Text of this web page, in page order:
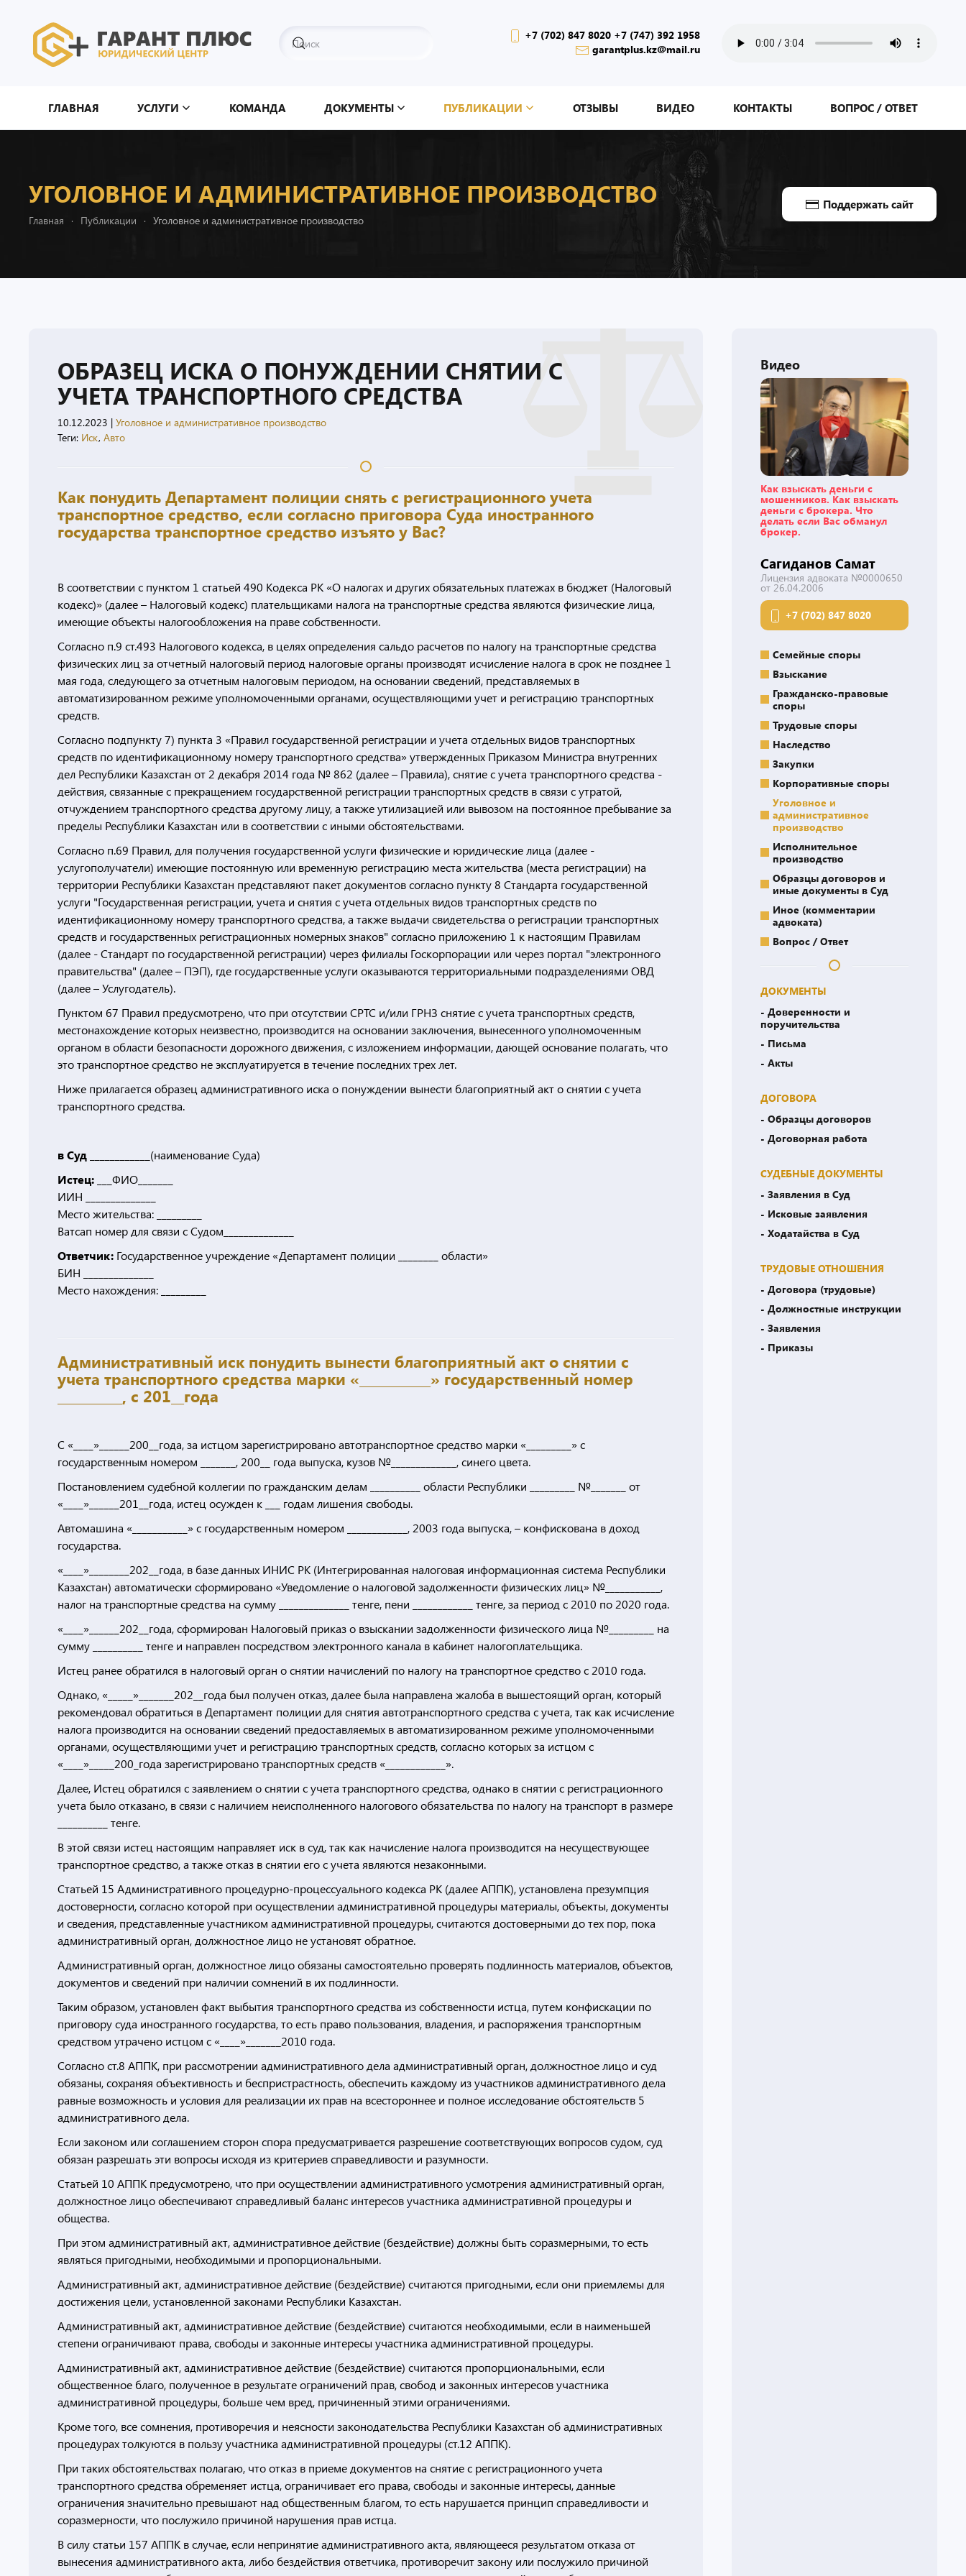
Перейти к содержимому
+7 (702) 847 8020 +7 (747) 392 1958
garantplus.kz@mail.ru
ГЛАВНАЯ УСЛУГИ КОМАНДА ДОКУМЕНТЫ ПУБЛИКАЦИИ ОТЗЫВЫ ВИДЕО КОНТАКТЫ ВОПРОС / ОТВЕТ
УГОЛОВНОЕ И АДМИНИСТРАТИВНОЕ ПРОИЗВОДСТВО
Главная Публикации Уголовное и административное производство
Поддержать сайт
ОБРАЗЕЦ ИСКА О ПОНУЖДЕНИИ СНЯТИИ С
УЧЕТА ТРАНСПОРТНОГО СРЕДСТВА
10.12.2023 | Уголовное и административное производство
Теги: Иск, Авто
Как понудить Департамент полиции снять с регистрационного учета
транспортное средство, если согласно приговора Суда иностранного
государства транспортное средство изъято у Вас?
В соответствии с пунктом 1 статьей 490 Кодекса РК «О налогах и других обязательных платежах в бюджет (Налоговый
кодекс)» (далее – Налоговый кодекс) плательщиками налога на транспортные средства являются физические лица,
имеющие объекты налогообложения на праве собственности.
Согласно п.9 ст.493 Налогового кодекса, в целях определения сальдо расчетов по налогу на транспортные средства
физических лиц за отчетный налоговый период налоговые органы производят исчисление налога в срок не позднее 1
мая года, следующего за отчетным налоговым периодом, на основании сведений, представляемых в
автоматизированном режиме уполномоченными органами, осуществляющими учет и регистрацию транспортных
средств.
Согласно подпункту 7) пункта 3 «Правил государственной регистрации и учета отдельных видов транспортных
средств по идентификационному номеру транспортного средства» утвержденных Приказом Министра внутренних
дел Республики Казахстан от 2 декабря 2014 года № 862 (далее – Правила), снятие с учета транспортного средства -
действия, связанные с прекращением государственной регистрации транспортных средств в связи с утратой,
отчуждением транспортного средства другому лицу, а также утилизацией или вывозом на постоянное пребывание за
пределы Республики Казахстан или в соответствии с иными обстоятельствами.
Согласно п.69 Правил, для получения государственной услуги физические и юридические лица (далее -
услугополучатели) имеющие постоянную или временную регистрацию места жительства (места регистрации) на
территории Республики Казахстан представляют пакет документов согласно пункту 8 Стандарта государственной
услуги "Государственная регистрации, учета и снятия с учета отдельных видов транспортных средств по
идентификационному номеру транспортного средства, а также выдачи свидетельства о регистрации транспортных
средств и государственных регистрационных номерных знаков" согласно приложению 1 к настоящим Правилам
(далее - Стандарт по государственной регистрации) через филиалы Госкорпорации или через портал "электронного
правительства" (далее – ПЭП), где государственные услуги оказываются территориальными подразделениями ОВД
(далее – Услугодатель).
Пунктом 67 Правил предусмотрено, что при отсутствии СРТС и/или ГРНЗ снятие с учета транспортных средств,
местонахождение которых неизвестно, производится на основании заключения, вынесенного уполномоченным
органом в области безопасности дорожного движения, с изложением информации, дающей основание полагать, что
это транспортное средство не эксплуатируется в течение последних трех лет.
Ниже прилагается образец административного иска о понуждении вынести благоприятный акт о снятии с учета
транспортного средства.
в Суд ____________ (наименование Суда)
Истец: ___ФИО_______
ИИН ______________
Место жительства: _________
Ватсап номер для связи с Судом______________
Ответчик: Государственное учреждение «Департамент полиции ________ области»
БИН ______________
Место нахождения: _________
Административный иск понудить вынести благоприятный акт о снятии с
учета транспортного средства марки «___________» государственный номер
__________, с 201__года
С «____»______200__года, за истцом зарегистрировано автотранспортное средство марки «_________» с
государственным номером _______, 200__ года выпуска, кузов №_____________, синего цвета.
Постановлением судебной коллегии по гражданским делам __________ области Республики _________ №_______ от
«____»______201__года, истец осужден к ___ годам лишения свободы.
Автомашина «___________» с государственным номером ____________, 2003 года выпуска, – конфискована в доход
государства.
«____»________202__года, в базе данных ИНИС РК (Интегрированная налоговая информационная система Республики
Казахстан) автоматически сформировано «Уведомление о налоговой задолженности физических лиц» №___________,
налог на транспортные средства на сумму ______________ тенге, пени ____________ тенге, за период с 2010 по 2020 года.
«____»______202__года, сформирован Налоговый приказ о взыскании задолженности физического лица №_________ на
сумму __________ тенге и направлен посредством электронного канала в кабинет налогоплательщика.
Истец ранее обратился в налоговый орган о снятии начислений по налогу на транспортное средство с 2010 года.
Однако, «_____»_______202__года был получен отказ, далее была направлена жалоба в вышестоящий орган, который
рекомендовал обратиться в Департамент полиции для снятия автотранспортного средства с учета, так как исчисление
налога производится на основании сведений предоставляемых в автоматизированном режиме уполномоченными
органами, осуществляющими учет и регистрацию транспортных средств, согласно которых за истцом с
«____»_____200_года зарегистрировано транспортных средств «____________».
Далее, Истец обратился с заявлением о снятии с учета транспортного средства, однако в снятии с регистрационного
учета было отказано, в связи с наличием неисполненного налогового обязательства по налогу на транспорт в размере
__________ тенге.
В этой связи истец настоящим направляет иск в суд, так как начисление налога производится на несуществующее
транспортное средство, а также отказ в снятии его с учета являются незаконными.
Статьей 15 Административного процедурно-процессуального кодекса РК (далее АППК), установлена презумпция
достоверности, согласно которой при осуществлении административной процедуры материалы, объекты, документы
и сведения, представленные участником административной процедуры, считаются достоверными до тех пор, пока
административный орган, должностное лицо не установят обратное.
Административный орган, должностное лицо обязаны самостоятельно проверять подлинность материалов, объектов,
документов и сведений при наличии сомнений в их подлинности.
Таким образом, установлен факт выбытия транспортного средства из собственности истца, путем конфискации по
приговору суда иностранного государства, то есть право пользования, владения, и распоряжения транспортным
средством утрачено истцом с «____»_______2010 года.
Согласно ст.8 АППК, при рассмотрении административного дела административный орган, должностное лицо и суд
обязаны, сохраняя объективность и беспристрастность, обеспечить каждому из участников административного дела
равные возможность и условия для реализации их прав на всестороннее и полное исследование обстоятельств 5
административного дела.
Если законом или соглашением сторон спора предусматривается разрешение соответствующих вопросов судом, суд
обязан разрешать эти вопросы исходя из критериев справедливости и разумности.
Статьей 10 АППК предусмотрено, что при осуществлении административного усмотрения административный орган,
должностное лицо обеспечивают справедливый баланс интересов участника административной процедуры и
общества.
При этом административный акт, административное действие (бездействие) должны быть соразмерными, то есть
являться пригодными, необходимыми и пропорциональными.
Административный акт, административное действие (бездействие) считаются пригодными, если они приемлемы для
достижения цели, установленной законами Республики Казахстан.
Административный акт, административное действие (бездействие) считаются необходимыми, если в наименьшей
степени ограничивают права, свободы и законные интересы участника административной процедуры.
Административный акт, административное действие (бездействие) считаются пропорциональными, если
общественное благо, полученное в результате ограничений прав, свобод и законных интересов участника
административной процедуры, больше чем вред, причиненный этими ограничениями.
Кроме того, все сомнения, противоречия и неясности законодательства Республики Казахстан об административных
процедурах толкуются в пользу участника административной процедуры (ст.12 АППК).
При таких обстоятельствах полагаю, что отказ в приеме документов на снятие с регистрационного учета
транспортного средства обременяет истца, ограничивает его права, свободы и законные интересы, данные
ограничения значительно превышают над общественным благом, то есть нарушается принцип справедливости и
соразмерности, что послужило причиной нарушения прав истца.
В силу статьи 157 АППК в случае, если непринятие административного акта, являющееся результатом отказа от
вынесения административного акта, либо бездействия ответчика, противоречит закону или послужило причиной
Видео
Как взыскать деньги с
мошенников. Как взыскать
деньги с брокера. Что
делать если Вас обманул
брокер.
Сагиданов Самат
Лицензия адвоката №0000650
от 26.04.2006
+7 (702) 847 8020
Семейные споры
Взыскание
Гражданско-правовые
споры
Трудовые споры
Наследство
Закупки
Корпоративные споры
Уголовное и
административное
производство
Исполнительное
производство
Образцы договоров и
иные документы в Суд
Иное (комментарии
адвоката)
Вопрос / Ответ
ДОКУМЕНТЫ
- Доверенности и
поручительства
- Письма
- Акты
ДОГОВОРА
- Образцы договоров
- Договорная работа
СУДЕБНЫЕ ДОКУМЕНТЫ
- Заявления в Суд
- Исковые заявления
- Ходатайства в Суд
ТРУДОВЫЕ ОТНОШЕНИЯ
- Договора (трудовые)
- Должностные инструкции
- Заявления
- Приказы